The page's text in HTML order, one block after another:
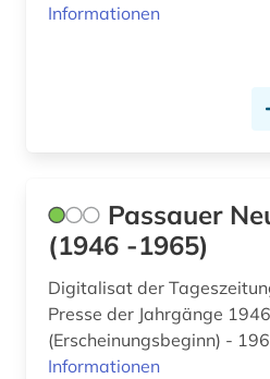
inhalt (1)
innerschweiz (1)
international (1)
internationale politik (1)
Informationen
Passauer
(1946 -1965)
Digitalisat der
Presse der Jahrgänge 1946
(Erscheinungsbeginn) -
Informationen